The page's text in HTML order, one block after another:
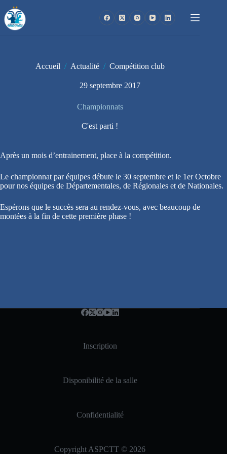
au
contenu
Accueil / Actualité / Compétition club
29 septembre 2017
Championnats
C'est parti !
Après un mois d’entrainement, place à la compétition.
Le championnat par équipes débute le 30 septembre et le 1er Octobre
pour nos équipes de Départementales, de Régionales et de Nationales.
Espérons que le succès sera au rendez-vous, avec beaucoup de
montées à la fin de cette première phase !
Inscription
Disponibilité de la salle
Confidentialité
Copyright ASPCTT © 2026